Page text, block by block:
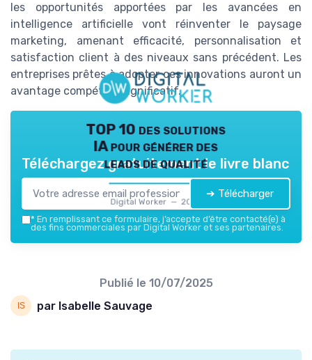
les opportunités apportées par les avancées en
intelligence artificielle vont réinventer le paysage
marketing, amenant efficacité, personnalisation et
satisfaction client à des niveaux sans précédent. Les
entreprises prêtes à adopter ces innovations auront un
avantage compétitif significatif.
TOP 10 des solutions
IA pour générer des
leads de qualité
Digital Worker — 2026
Téléchargez gratuitement le livre blanc
➔ Télécharger
* En remplissant ce formulaire, j’accepte d’être contacté(e) à
des fins commerciales par Digital Worker et ses partenaires.
Publié le 10/07/2025
par Isabelle Sauvage